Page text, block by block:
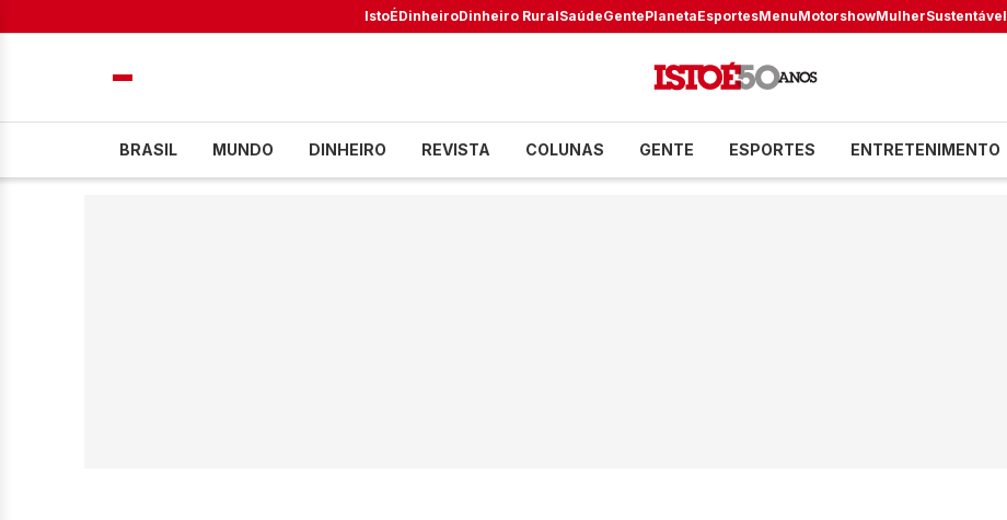
IstoÉDinheiroDinheiro RuralSaúdeGentePlanetaEsportesMenuMotorshowMulherSustentável
BRASIL MUNDO DINHEIRO REVISTA COLUNAS GENTE ESPORTES ENTRETENIMENTO